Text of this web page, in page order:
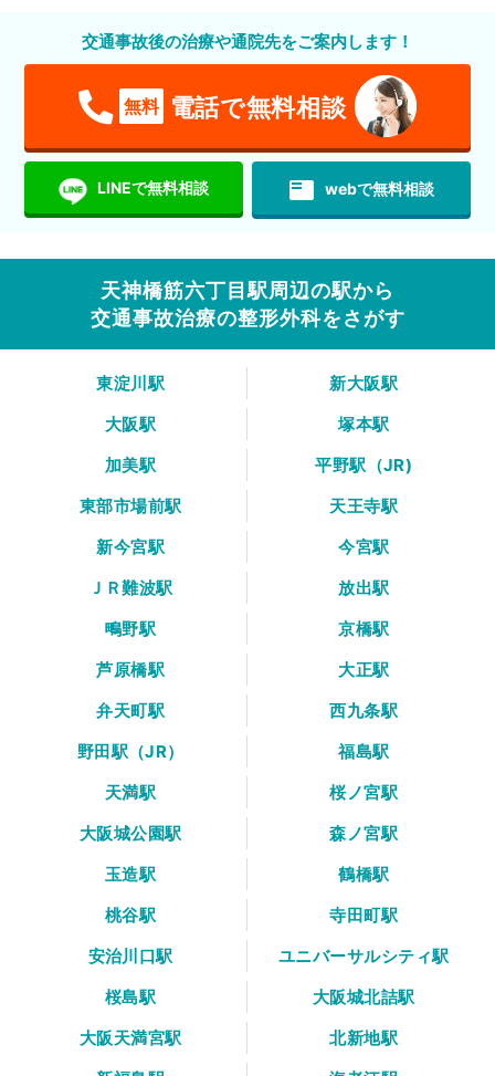
交通事故後の治療や通院先をご案内します！
無料 電話で無料相談
LINEで無料相談 featured_play_list webで無料相談
天神橋筋六丁目駅周辺の駅から
交通事故治療の整形外科をさがす
東淀川駅
新大阪駅
大阪駅
塚本駅
加美駅
平野駅（JR)
東部市場前駅
天王寺駅
新今宮駅
今宮駅
ＪＲ難波駅
放出駅
鴫野駅
京橋駅
芦原橋駅
大正駅
弁天町駅
西九条駅
野田駅（JR）
福島駅
天満駅
桜ノ宮駅
大阪城公園駅
森ノ宮駅
玉造駅
鶴橋駅
桃谷駅
寺田町駅
安治川口駅
ユニバーサルシティ駅
桜島駅
大阪城北詰駅
大阪天満宮駅
北新地駅